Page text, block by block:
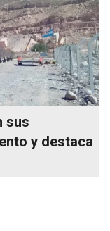
sus
y destaca